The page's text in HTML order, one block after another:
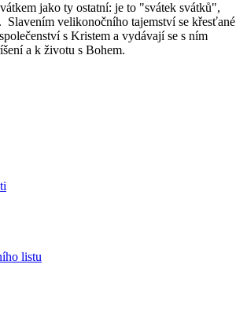
jako ty ostatní: je to "svátek svátků",
Slavením velikonočního tajemství se křesťané
s Kristem a vydávají se s ním
a k životu s Bohem.
listu